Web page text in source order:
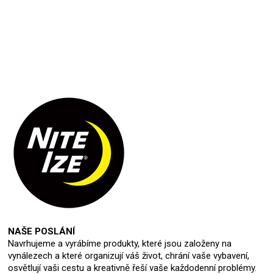
NAŠE POSLÁNÍ
Navrhujeme a vyrábíme produkty, které jsou založeny na
vynálezech a které organizují váš život, chrání vaše vybavení,
osvětlují vaši cestu a kreativně řeší vaše každodenní problémy.